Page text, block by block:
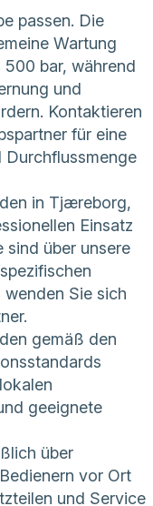
passen. Die
Wartung
bar, während
und
Kontaktieren
für eine
Durchflussmenge
in Tjæreborg,
Einsatz
sind über unsere
wenden Sie sich
gemäß den
geeignete
über
vor Ort
und Service